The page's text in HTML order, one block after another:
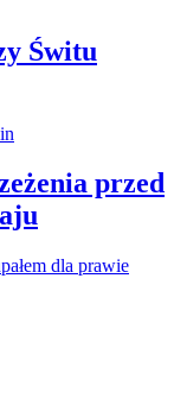
Świtu
przed